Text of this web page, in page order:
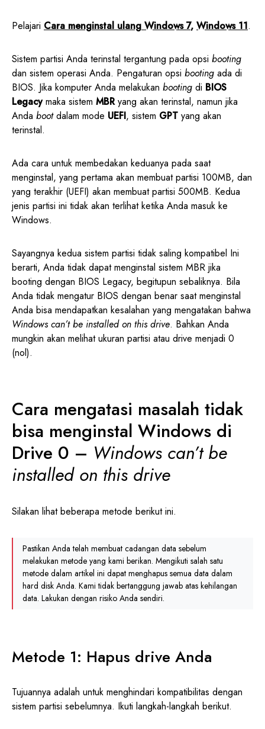
Pelajari Cara menginstal ulang Windows 7, Windows 11.
Sistem partisi Anda terinstal tergantung pada opsi booting
dan sistem operasi Anda. Pengaturan opsi booting ada di
BIOS. Jika komputer Anda melakukan booting di BIOS
Legacymaka sistem MBRyang akan terinstal, namun jika
Anda bootdalam mode UEFI, sistem GPT yang akan
terinstal.
Ada cara untuk membedakan keduanya pada saat
menginstal, yang pertama akan membuat partisi 100MB, dan
yang terakhir (UEFI) akan membuat partisi 500MB. Kedua
jenis partisi ini tidak akan terlihat ketika Anda masuk ke
Windows.
Sayangnya kedua sistem partisi tidak saling kompatibel Ini
berarti, Anda tidak dapat menginstal sistem MBR jika
booting dengan BIOS Legacy, begitupun sebaliknya. Bila
Anda tidak mengatur BIOS dengan benar saat menginstal
Anda bisa mendapatkan kesalahan yang mengatakan bahwa
Windows can’t be installed on this drive. Bahkan Anda
mungkin akan melihat ukuran partisi atau drive menjadi 0
(nol).
Cara mengatasi masalah tidak
bisa menginstal Windows di
Drive 0 – Windows can’t be
installed on this drive
Silakan lihat beberapa metode berikut ini.
Pastikan Anda telah membuat cadangan data sebelum
melakukan metode yang kami berikan. Mengikuti salah satu
metode dalam artikel ini dapat menghapus semua data dalam
hard disk Anda. Kami tidak bertanggung jawab atas kehilangan
data. Lakukan dengan risiko Anda sendiri.
Metode 1: Hapus drive Anda
Tujuannya adalah untuk menghindari kompatibilitas dengan
sistem partisi sebelumnya. Ikuti langkah-langkah berikut.